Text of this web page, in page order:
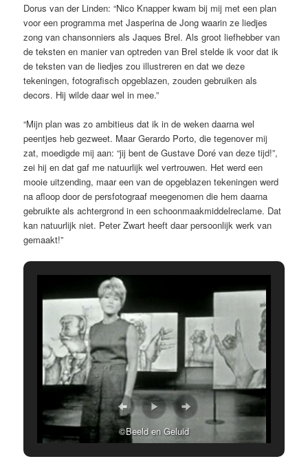
Dorus van der Linden: “Nico Knapper kwam bij mij met een plan
voor een programma met Jasperina de Jong waarin ze liedjes
zong van chansonniers als Jaques Brel. Als groot liefhebber van
de teksten en manier van optreden van Brel stelde ik voor dat ik
de teksten van de liedjes zou illustreren en dat we deze
tekeningen, fotografisch opgeblazen, zouden gebruiken als
decors. Hij wilde daar wel in mee.”
“Mijn plan was zo ambitieus dat ik in de weken daarna wel
peentjes heb gezweet. Maar Gerardo Porto, die tegenover mij
zat, moedigde mij aan: “jij bent de Gustave Doré van deze tijd!”,
zei hij en dat gaf me natuurlijk wel vertrouwen. Het werd een
mooie uitzending, maar een van de opgeblazen tekeningen werd
na afloop door de persfotograaf meegenomen die hem daarna
gebruikte als achtergrond in een schoonmaakmiddelreclame. Dat
kan natuurlijk niet. Peter Zwart heeft daar persoonlijk werk van
gemaakt!”
©Beeld en Geluid